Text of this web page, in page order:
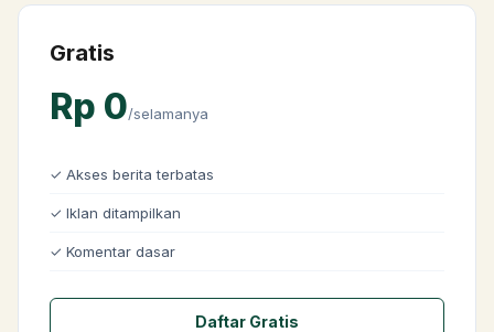
Gratis
Rp 0/selamanya
✓ Akses berita terbatas
✓ Iklan ditampilkan
✓ Komentar dasar
Daftar Gratis